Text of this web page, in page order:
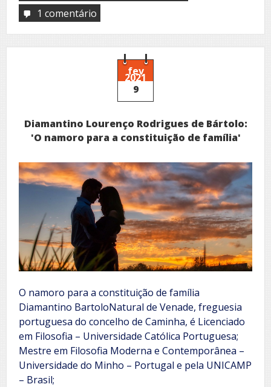
1 comentário
roubado
fev
2021
9
Diamantino Lourenço Rodrigues de Bártolo:
'O namoro para a constituição de família'
O namoro para a constituição de família
Diamantino BartoloNatural de Venade, freguesia
portuguesa do concelho de Caminha, é Licenciado
em Filosofia – Universidade Católica Portuguesa;
Mestre em Filosofia Moderna e Contemporânea –
Universidade do Minho – Portugal e pela UNICAMP
– Brasil;